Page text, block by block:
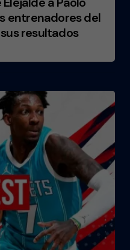
entrenadores del
resultados